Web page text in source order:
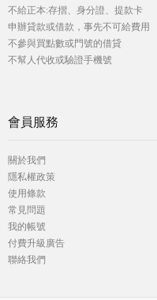
不給正本:存摺、身分證、提款卡
申辦貸款或借款，事先不可給費用
不參與買點數或門號的借貸
不幫人代收或驗證手機號
會員服務
關於我們
隱私權政策
使用條款
常見問題
我的帳號
付費升級廣告
聯絡我們